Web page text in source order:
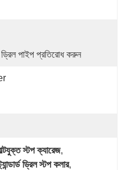
ড্রিল পাইপ প্রতিরোধ করুন
স্টপ ক্যারেজ,
ড্রিল স্টপ কলার,